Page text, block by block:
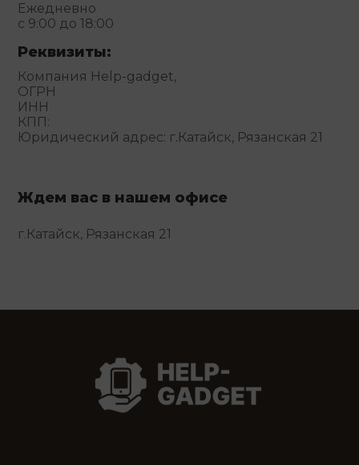
Ежедневно
с 9:00 до 18:00
Реквизиты:
Компания Help-gadget,
ОГРН
ИНН
КПП:
Юридический адрес: г.Катайск, Рязанская 21
Ждем вас в нашем офисе
г.Катайск, Рязанская 21